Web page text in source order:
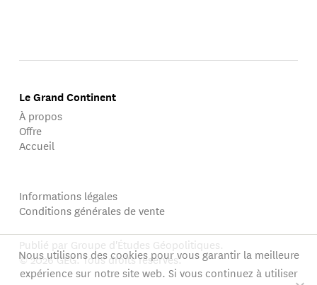
Le Grand Continent
À propos
Offre
Accueil
Informations légales
Conditions générales de vente
Publié par Groupe d'Études Géopolitiques.
© 2026 GEG. Tous droits réservés.
Nous utilisons des cookies pour vous garantir la meilleure
expérience sur notre site web. Si vous continuez à utiliser